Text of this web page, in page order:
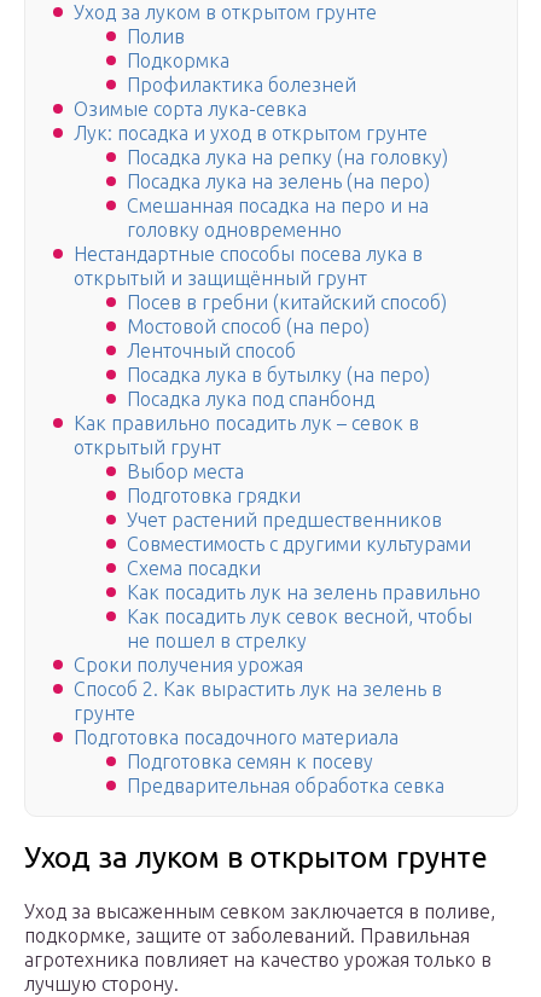
Уход за луком в открытом грунте
Полив
Подкормка
Профилактика болезней
Озимые сорта лука-севка
Лук: посадка и уход в открытом грунте
Посадка лука на репку (на головку)
Посадка лука на зелень (на перо)
Смешанная посадка на перо и на
головку одновременно
Нестандартные способы посева лука в
открытый и защищённый грунт
Посев в гребни (китайский способ)
Мостовой способ (на перо)
Ленточный способ
Посадка лука в бутылку (на перо)
Посадка лука под спанбонд
Как правильно посадить лук – севок в
открытый грунт
Выбор места
Подготовка грядки
Учет растений предшественников
Совместимость с другими культурами
Схема посадки
Как посадить лук на зелень правильно
Как посадить лук севок весной, чтобы
не пошел в стрелку
Сроки получения урожая
Способ 2. Как вырастить лук на зелень в
грунте
Подготовка посадочного материала
Подготовка семян к посеву
Предварительная обработка севка
Уход за луком в открытом грунте
Уход за высаженным севком заключается в поливе,
подкормке, защите от заболеваний. Правильная
агротехника повлияет на качество урожая только в
лучшую сторону.